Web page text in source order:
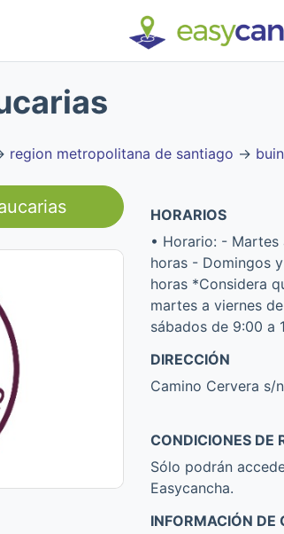
region metropolitana de santiago → buin
HORARIOS
• Horario: - Martes
horas - Domingos
horas *Considera
martes a viernes
sábados de 9:00 a
DIRECCIÓN
Camino Cervera s/
CONDICIONES DE
Sólo podrán
Easycancha.
INFORMACIÓN DE